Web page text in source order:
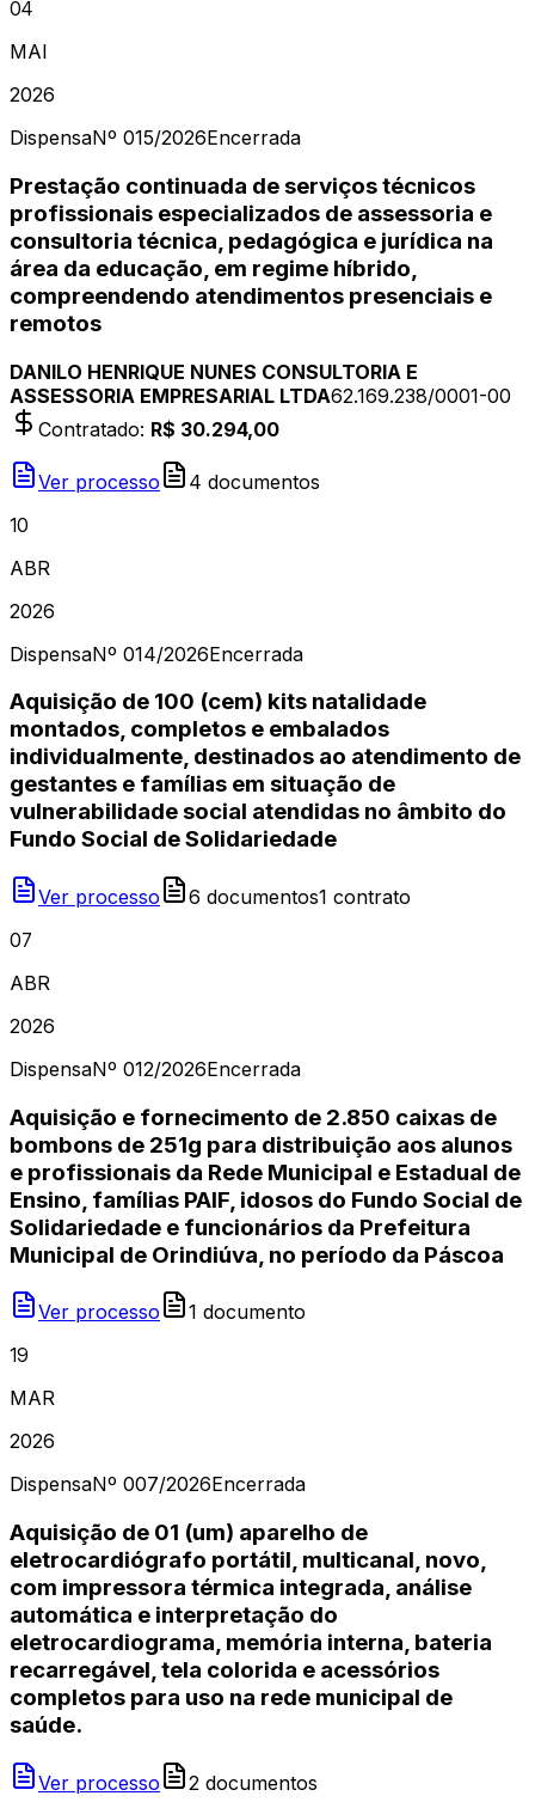
04
MAI
2026
DispensaNº 015/2026Encerrada
Prestação continuada de serviços técnicos
profissionais especializados de assessoria e
consultoria técnica, pedagógica e jurídica na
área da educação, em regime híbrido,
compreendendo atendimentos presenciais e
remotos
DANILO HENRIQUE NUNES CONSULTORIA E
ASSESSORIA EMPRESARIAL LTDA62.169.238/0001-00
Contratado: R$ 30.294,00
Ver processo 4 documentos
10
ABR
2026
DispensaNº 014/2026Encerrada
Aquisição de 100 (cem) kits natalidade
montados, completos e embalados
individualmente, destinados ao atendimento de
gestantes e famílias em situação de
vulnerabilidade social atendidas no âmbito do
Fundo Social de Solidariedade
Ver processo 6 documentos1 contrato
07
ABR
2026
DispensaNº 012/2026Encerrada
Aquisição e fornecimento de 2.850 caixas de
bombons de 251g para distribuição aos alunos
e profissionais da Rede Municipal e Estadual de
Ensino, famílias PAIF, idosos do Fundo Social de
Solidariedade e funcionários da Prefeitura
Municipal de Orindiúva, no período da Páscoa
Ver processo 1 documento
19
MAR
2026
DispensaNº 007/2026Encerrada
Aquisição de 01 (um) aparelho de
eletrocardiógrafo portátil, multicanal, novo,
com impressora térmica integrada, análise
automática e interpretação do
eletrocardiograma, memória interna, bateria
recarregável, tela colorida e acessórios
completos para uso na rede municipal de
saúde.
Ver processo 2 documentos